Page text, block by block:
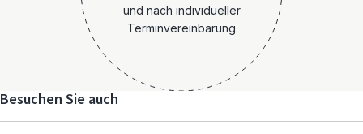
und nach individueller
Terminvereinbarung
Besuchen Sie auch